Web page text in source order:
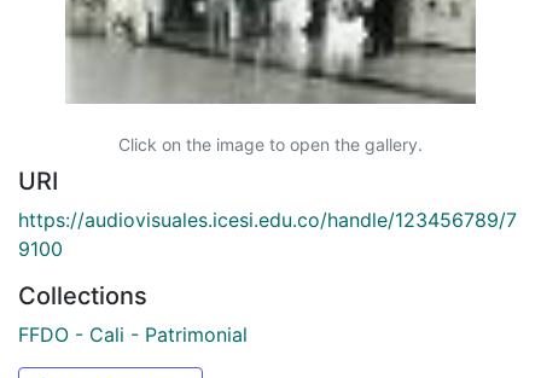
Click on the image to open the gallery.
URI
https://audiovisuales.icesi.edu.co/handle/123456789/7
9100
Collections
FFDO - Cali - Patrimonial